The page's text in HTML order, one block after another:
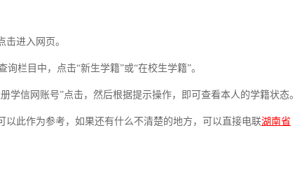
进入网页。
栏目中，点击“新生学籍”或“在校生学籍”。
信网账号”点击，然后根据提示操作，即可查看本人的学籍状态。
此作为参考，如果还有什么不清楚的地方，可以直接电联湖南省